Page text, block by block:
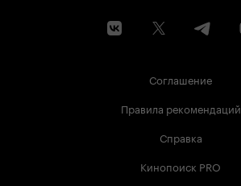
Соглашение
Правила рекомендаций
Справка
Кинопоиск PRO